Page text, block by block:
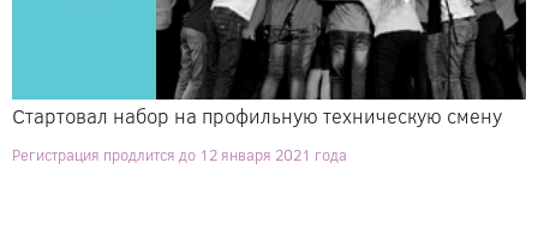
Стартовал набор на профильную техническую смену
Регистрация продлится до 12 января 2021 года